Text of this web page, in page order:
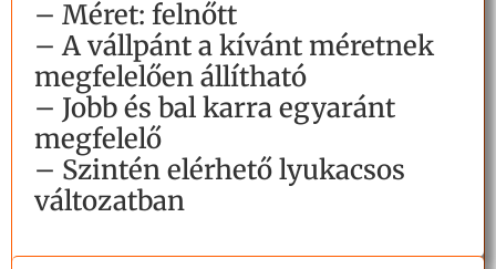
– Méret: felnőtt
– A vállpánt a kívánt méretnek
megfelelően állítható
– Jobb és bal karra egyaránt
megfelelő
– Szintén elérhető lyukacsos
változatban